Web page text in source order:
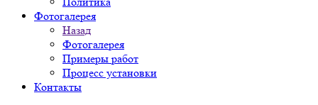
Фотогалерея
Назад
Фотогалерея
Примеры работ
Процесс установки
Контакты